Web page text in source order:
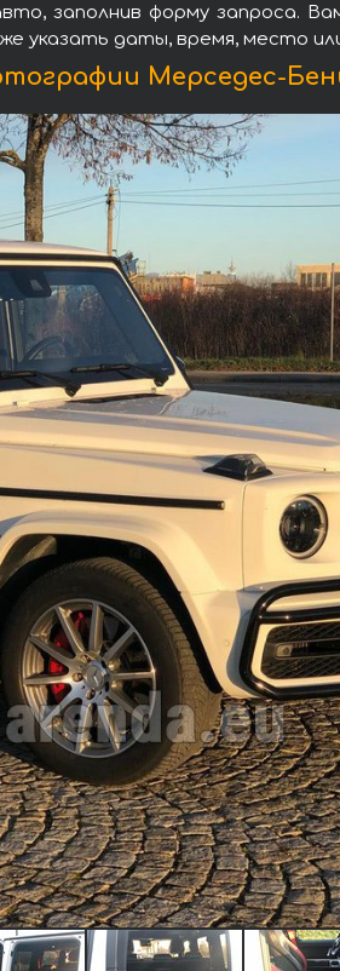
заполнив форму запроса.
указать даты, время, место
Мерседес-